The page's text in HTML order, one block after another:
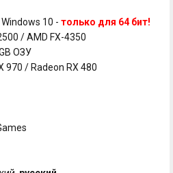
10 - только для 64 бит!
/ AMD FX-4350
ОЗУ
970 / Radeon RX 480